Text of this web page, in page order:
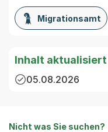
Migrationsamt
Inhalt aktualisiert
05.08.2026
Nicht was Sie suchen?